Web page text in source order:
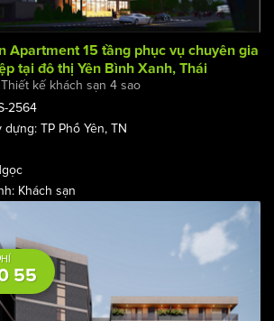
Apartment 15 tầng phục vụ chuyên gia
tại đô thị Yên Bình Xanh, Thái
Thiết kế khách sạn 4 sao
2564
TP Phổ Yên, TN
Khách sạn
55